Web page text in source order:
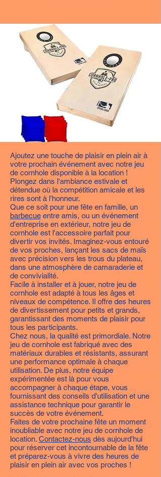
Ajoutez une touche de plaisir en plein air à
votre prochain événement avec notre jeu
de cornhole disponible à la location !
Plongez dans l'ambiance estivale et
détendue où la compétition amicale et les
rires sont à l'honneur.
Que ce soit pour une fête en famille, un
barbecue entre amis, ou un événement
d'entreprise en extérieur, notre jeu de
cornhole est l'accessoire parfait pour
divertir vos invités. Imaginez-vous entouré
de vos proches, lançant les sacs de maïs
avec précision vers les trous du plateau,
dans une atmosphère de camaraderie et
de convivialité.
Facile à installer et à jouer, notre jeu de
cornhole est adapté à tous les âges et
niveaux de compétence. Il offre des heures
de divertissement pour petits et grands,
garantissant des moments de plaisir pour
tous les participants.
Chez nous, la qualité est primordiale. Notre
jeu de cornhole est fabriqué avec des
matériaux durables et résistants, assurant
une performance optimale à chaque
utilisation. De plus, notre équipe
expérimentée est là pour vous
accompagner à chaque étape, vous
fournissant des conseils d'utilisation et une
assistance technique pour garantir le
succès de votre événement.
Faites de votre prochaine fête un moment
inoubliable avec notre jeu de cornhole de
location. Contactez-nous dès aujourd'hui
pour réserver cet incontournable de la fête
et préparez-vous à vivre des heures de
plaisir en plein air avec vos proches !